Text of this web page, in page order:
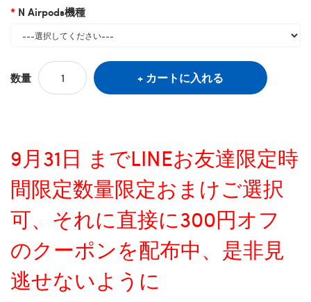
N Airpods機種
数量 カートに入れる
9月31日 までLINEお友達限定時
間限定数量限定おまけご選択
可、それに直接に300円オフ
のクーポンを配布中、是非見
逃せないように